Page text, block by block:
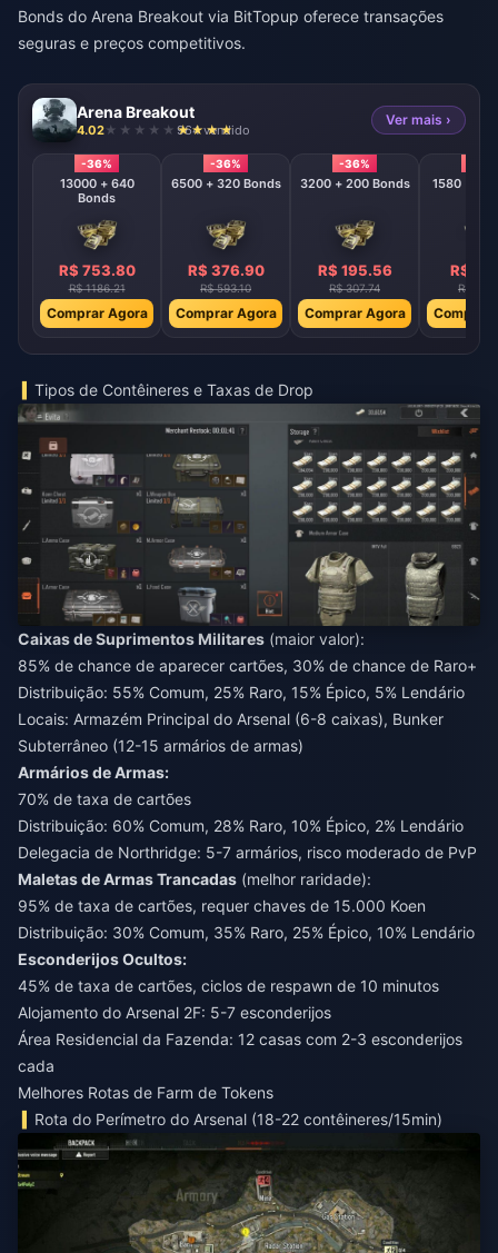
Bonds do Arena Breakout via BitTopup oferece transações
seguras e preços competitivos.
Arena Breakout
4.02 964 vendido
Ver mais ›
-36%
13000 + 640
Bonds
R$ 753.80
R$ 1186.21
Comprar Agora
-36%
6500 + 320 Bonds
R$ 376.90
R$ 593.10
Comprar Agora
-36%
3200 + 200 Bonds
R$ 195.56
R$ 307.74
Comprar Agora
R$
R$
Comprar
Tipos de Contêineres e Taxas de Drop
Caixas de Suprimentos Militares (maior valor):
85% de chance de aparecer cartões, 30% de chance de Raro+
Distribuição: 55% Comum, 25% Raro, 15% Épico, 5% Lendário
Locais: Armazém Principal do Arsenal (6-8 caixas), Bunker
Subterrâneo (12-15 armários de armas)
Armários de Armas:
70% de taxa de cartões
Distribuição: 60% Comum, 28% Raro, 10% Épico, 2% Lendário
Delegacia de Northridge: 5-7 armários, risco moderado de PvP
Maletas de Armas Trancadas (melhor raridade):
95% de taxa de cartões, requer chaves de 15.000 Koen
Distribuição: 30% Comum, 35% Raro, 25% Épico, 10% Lendário
Esconderijos Ocultos:
45% de taxa de cartões, ciclos de respawn de 10 minutos
Alojamento do Arsenal 2F: 5-7 esconderijos
Área Residencial da Fazenda: 12 casas com 2-3 esconderijos
cada
Melhores Rotas de Farm de Tokens
Rota do Perímetro do Arsenal (18-22 contêineres/15min)